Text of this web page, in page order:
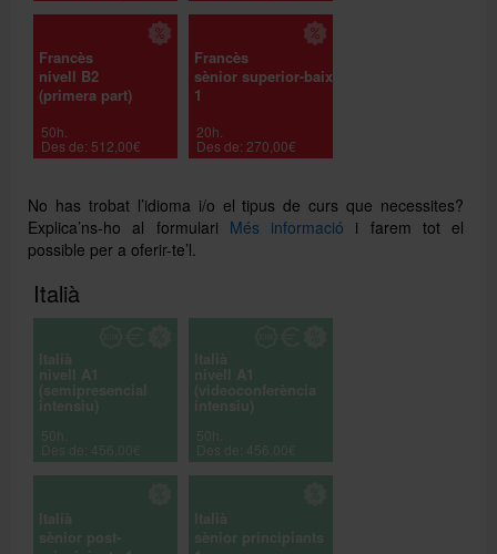
Francès
nivell B2
(primera part)
50h.
Des de: 512,00€
Francès
sènior superior-baix
1
20h.
Des de: 270,00€
No has trobat l’idioma i/o el tipus de curs que necessites?
Explica’ns-ho al formulari Més informació i farem tot el
possible per a oferir-te’l.
Italià
Italià
nivell A1
(semipresencial
intensiu)
50h.
Des de: 456,00€
Italià
nivell A1
(videoconferència
intensiu)
50h.
Des de: 456,00€
Italià
sènior post-
Italià
sènior principiants